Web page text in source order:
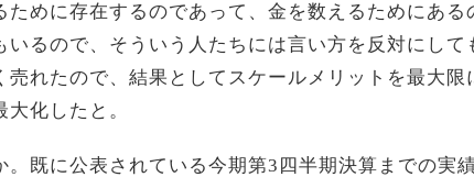
ために存在するのであって、金を数えるためにある
いるので、そういう人たちには言い方を反対にして
売れたので、結果としてスケールメリットを最大限
化したと。
。既に公表されている今期第3四半期決算までの実